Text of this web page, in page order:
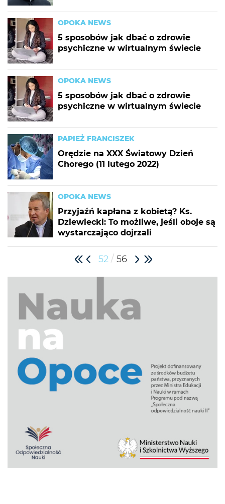
OPOKA NEWS
5 sposobów jak dbać o zdrowie
psychiczne w wirtualnym świecie
OPOKA NEWS
5 sposobów jak dbać o zdrowie
psychiczne w wirtualnym świecie
PAPIEŻ FRANCISZEK
Orędzie na XXX Światowy Dzień
Chorego (11 lutego 2022)
OPOKA NEWS
Przyjaźń kapłana z kobietą? Ks.
Dziewiecki: To możliwe, jeśli oboje są
wystarczająco dojrzali
52 / 56